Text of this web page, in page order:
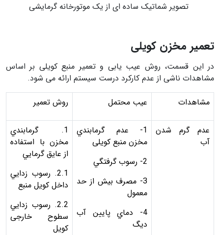
تصویر شماتیک ساده ای از یک موتورخانه گرمایشی
تعمیر مخزن کویلی
در این قسمت، روش عیب یابی و تعمیر منبع کویلی بر اساس
مشاهدات ناشی از عدم کارکرد درست سیستم ارائه می شود.
مشاهدات
عیب محتمل روش تعمیر
عدم گرم شدن
آب
1- عدم گرمابندي
مخزن منبع کویلی
2- رسوب گرفتگي
3- مصرف بیش از حد
معمول
4- دماي پایین آب
ديگ
1. گرمابندي
مخزن با استفاده
از عايق گرمايي
2.1. رسوب زدايي
داخل کویل منبع
2.2. رسوب زدايي
سطوح خارجی
كويل